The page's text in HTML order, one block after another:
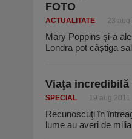
FOTO
ACTUALITATE 23 aug
Mary Poppins şi-a
Londra pot câştiga
Viaţa incredibilă
SPECIAL 19 aug 2011
Recunoscuţi în
lume au averi de